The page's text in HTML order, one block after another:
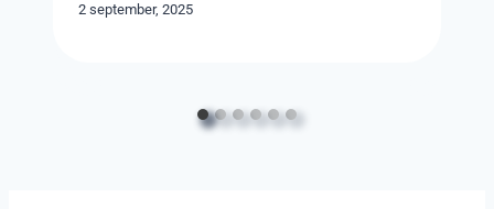
2 september, 2025